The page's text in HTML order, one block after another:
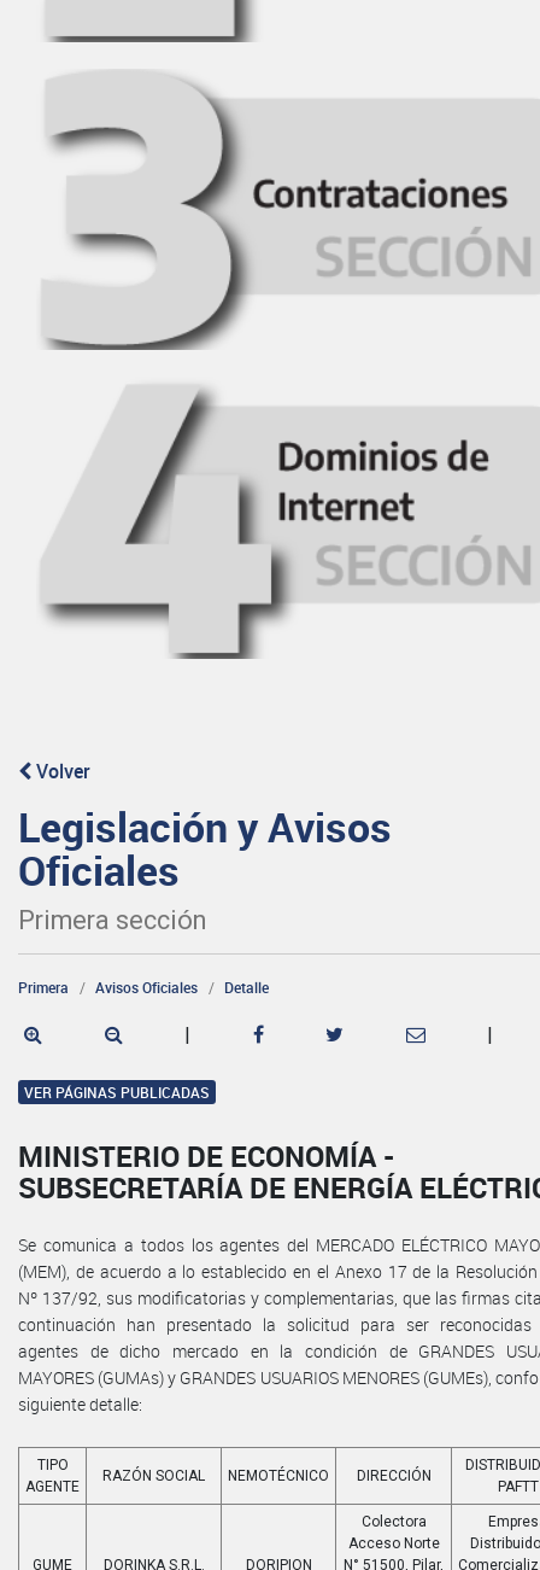
Volver
Legislación y Avisos
Oficiales
Primera sección
Primera Avisos Oficiales Detalle
VER PÁGINAS PUBLICADAS
MINISTERIO DE ECONOMÍA -
SUBSECRETARÍA DE ENERGÍA
Se comunica a todos los agentes del MERCADO ELÉCTRICO
(MEM), de acuerdo a lo establecido en el Anexo 17 de la Resolución
Nº 137/92, sus modificatorias y complementarias, que las firmas
continuación han presentado la solicitud para ser reconocidas
agentes de dicho mercado en la condición de GRANDES
MAYORES (GUMAs) y GRANDES USUARIOS MENORES (GUMEs),
siguiente detalle:
TIPO
AGENTE
RAZÓN SOCIAL NEMOTÉCNICO DIRECCIÓN
PAFTT
GUME DORINKA S.R.L. DORIPION
Colectora
Acceso Norte
N° 51500, Pilar,